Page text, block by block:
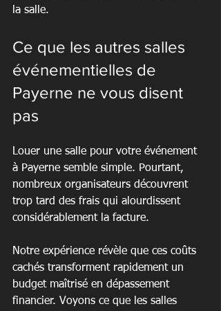
la salle.
Ce que les autres salles
événementielles de
Payerne ne vous disent
pas
Louer une salle pour votre événement
à Payerne semble simple. Pourtant,
nombreux organisateurs découvrent
trop tard des frais qui alourdissent
considérablement la facture.
Notre expérience révèle que ces coûts
cachés transforment rapidement un
budget maîtrisé en dépassement
financier. Voyons ce que les salles